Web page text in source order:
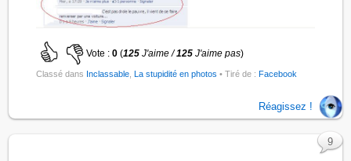
Vote :0 (125J'aime /125 J'aime pas)
Classé dans Inclassable ,La stupidité en photos • Tiré de :Facebook
Réagissez !
9